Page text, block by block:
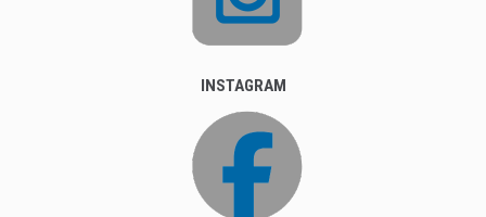
INSTAGRAM